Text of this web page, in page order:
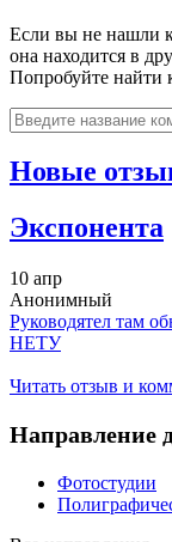
Если вы не нашли
она находится в
Попробуйте найти
Новые
Экспонента
10 апр
Анонимный
Руководятел там
НЕТУ
Читать отзыв и
Направление
Фотостудии